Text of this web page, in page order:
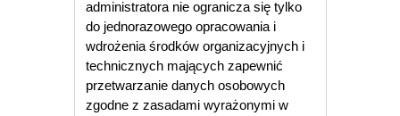
administratora nie ogranicza się tylko
do jednorazowego opracowania i
wdrożenia środków organizacyjnych i
technicznych mających zapewnić
przetwarzanie danych osobowych
zgodne z zasadami wyrażonymi w